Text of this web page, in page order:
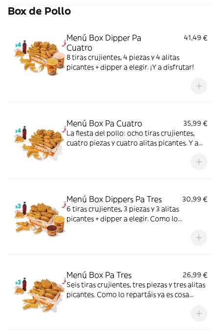
Box de Pollo
Menú Box Dipper Pa
Cuatro
41,49 €
8 tiras crujientes, 4 piezas y 4 alitas
picantes + dipper a elegir. ¡Y a disfrutar!
Menú Box Pa Cuatro
35,99 €
La fiesta del pollo: ocho tiras crujientes,
cuatro piezas y cuatro alitas picantes. Y a
Menú Box Dippers Pa Tres
30,99 €
6 tiras crujientes, 3 piezas y 3 alitas
picantes + dipper a elegir. Como lo
Menú Box Pa Tres
26,99 €
Seis tiras crujientes, tres piezas y tres alitas
picantes. Como lo repartáis ya es cosa